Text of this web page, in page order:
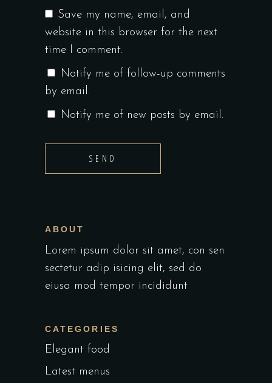
Save my name, email, and
website in this browser for the next
time I comment.
Notify me of follow-up comments
by email.
Notify me of new posts by email.
SEND
ABOUT
Lorem ipsum dolor sit amet, con sen
sectetur adip isicing elit, sed do
eiusa mod tempor incididunt
CATEGORIES
Elegant food
Latest menus